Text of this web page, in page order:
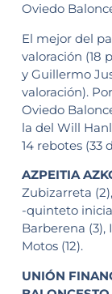
Oviedo
El mejor del
valoración (18
y Guillermo
valoración).
Oviedo
la del Will
14 rebotes (33
AZPEITIA
Zubizarreta (2),
-quinteto
Barberena (3),
Motos (12).
UNIÓN